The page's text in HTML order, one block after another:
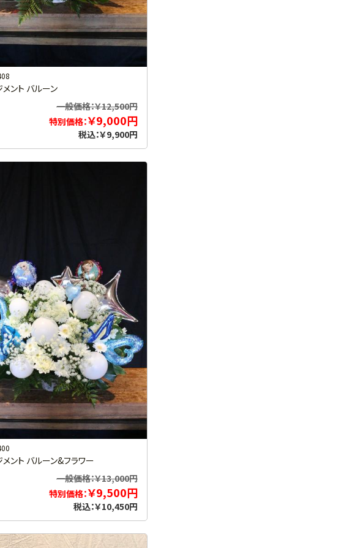
ント バルーン
一般価格：￥12,500円
特別価格：￥9,000円
税込：￥9,900円
ント バルーン&フラワー
一般価格：￥13,000円
特別価格：￥9,500円
税込：￥10,450円